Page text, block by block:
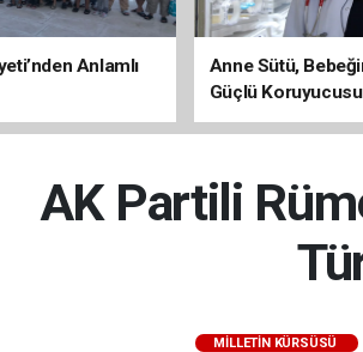
Anlamlı
Anne Sütü,
Güçlü Koruyucusu
AK Partili
MILLETIN KÜRSÜSÜ